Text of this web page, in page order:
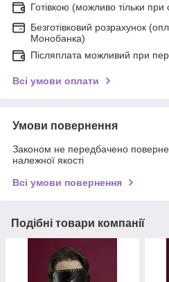
Готівкою (можливо тільки при
Безготівковий розрахунок
Монобанка)
Післяплата можливий при
Всі умови оплати
Умови повернення
Законом не передбачено
належної якості
Всі умови повернення
Подібні товари компанії